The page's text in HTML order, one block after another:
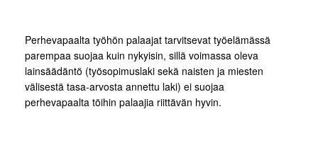
Perhevapaalta työhön palaajat tarvitsevat työelämässä
parempaa suojaa kuin nykyisin, sillä voimassa oleva
lainsäädäntö (työsopimuslaki sekä naisten ja miesten
välisestä tasa-arvosta annettu laki) ei suojaa
perhevapaalta töihin palaajia riittävän hyvin.